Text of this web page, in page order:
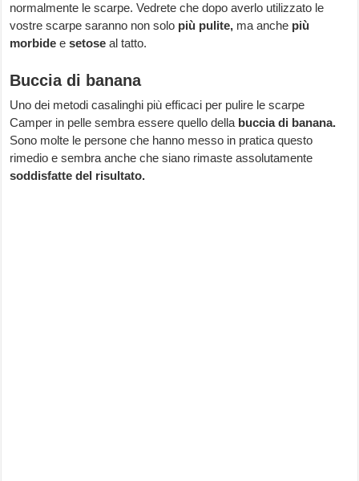
normalmente le scarpe. Vedrete che dopo averlo utilizzato le
vostre scarpe saranno non solo più pulite, ma anche più
morbide esetose al tatto.
Buccia di banana
Uno dei metodi casalinghi più efficaci per pulire le scarpe
Camper in pelle sembra essere quello della buccia di banana.
Sono molte le persone che hanno messo in pratica questo
rimedio e sembra anche che siano rimaste assolutamente
soddisfatte del risultato.